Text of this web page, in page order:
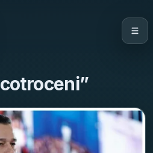
cotroceni”